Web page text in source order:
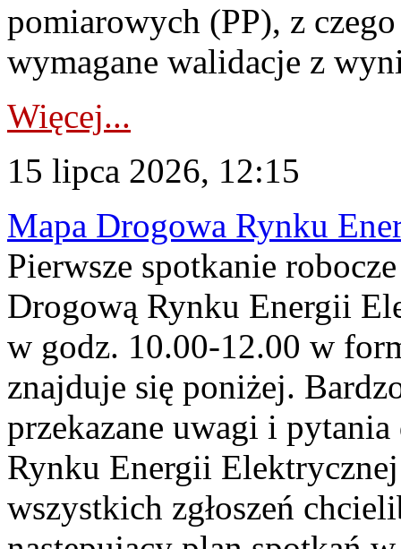
pomiarowych (PP), z
wymagane walidacje z
Więcej...
15 lipca 2026, 12:15
Mapa Drogowa Rynku
Pierwsze spotkanie
Drogową Rynku Energii
w godz. 10.00-12.00 w
znajduje się poniżej.
przekazane uwagi i
Rynku Energii
wszystkich zgłoszeń